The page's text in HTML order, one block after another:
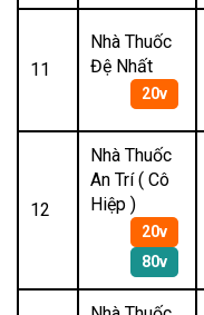
11
Nhà Thuốc
Đệ Nhất
20v
12
Nhà Thuốc
An Trí ( Cô
Hiệp )
20v
80v